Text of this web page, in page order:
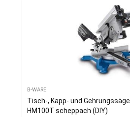
B-WARE
Tisch-, Kapp- und Gehrungssäge
HM100T scheppach (DIY)